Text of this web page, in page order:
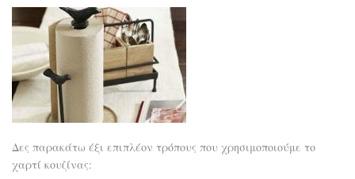
Δες παρακάτω έξι επιπλέον τρόπους που χρησιμοποιούμε το
χαρτί κουζίνας: